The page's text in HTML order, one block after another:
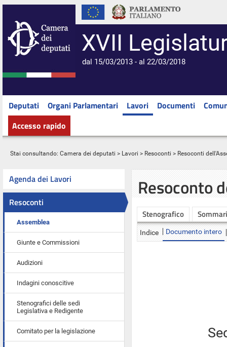
XVII
dal 15/03/2013 - al 22/03/2018
Deputati Organi Parlamentari Lavori Documenti
Accesso rapido
Stai consultando: Camera dei deputati > Lavori > Resoconti > Resoconti
Agenda dei Lavori
Resoconti
Assemblea
Giunte e Commissioni
Audizioni
Indagini conoscitive
Stenografici delle sedi
Legislativa e Redigente
Comitato per la legislazione
Resoconto
Stenografico
Indice Documento intero